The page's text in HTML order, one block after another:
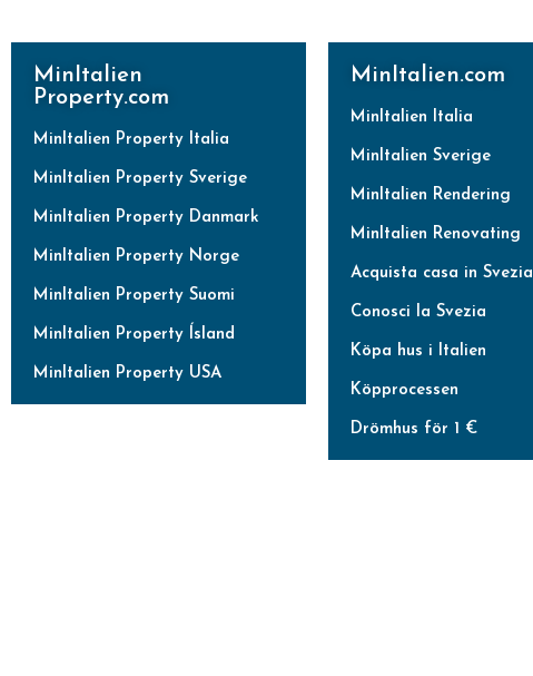
MinItalien
Property.com
MinItalien Property Italia
MinItalien Property Sverige
MinItalien Property Danmark
MinItalien Property Norge
MinItalien Property Suomi
MinItalien Property Ísland
MinItalien Property USA
MinItalien.com
MinItalien Italia
MinItalien Sverige
MinItalien Rendering
MinItalien Renovating
Acquista casa in Svezia
Conosci la Svezia
Köpa hus i Italien
Köpprocessen
Drömhus för 1 €